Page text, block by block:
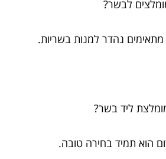
לבשר?
מתאימים נהדר למנות בשריות.
ליד בשר?
הוא תמיד בחירה טובה.